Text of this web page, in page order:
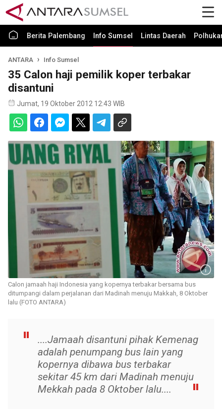
Berita Palembang Info Sumsel Lintas Daerah
ANTARA Info Sumsel
35 Calon haji pemilik koper terbakar
disantuni
Jumat, 19 Oktober 2012 12:43 WIB
Calon jamaah haji Indonesia yang kopernya terbakar bersama bus
ditumpangi dalam perjalanan dari Madinah menuju Makkah, 8 Oktober
lalu (FOTO ANTARA)
....Jamaah disantuni pihak Kemenag
adalah penumpang bus lain yang
kopernya dibawa bus terbakar
sekitar 45 km dari Madinah menuju
Mekkah pada 8 Oktober lalu....